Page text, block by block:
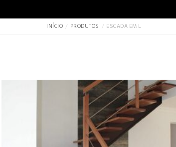
INÍCIO PRODUTOS ESCADA EM L